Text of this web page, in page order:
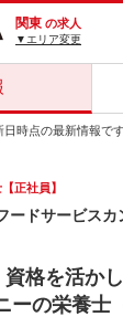
関東 の求人
▼エリア変更
時点の最新情報で
正社員】
ドサービスカ
格を活か
の栄養士